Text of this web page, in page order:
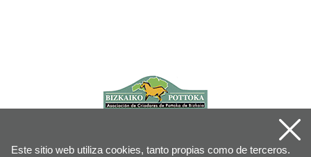
Este sitio web utiliza cookies, tanto propias como de terceros.